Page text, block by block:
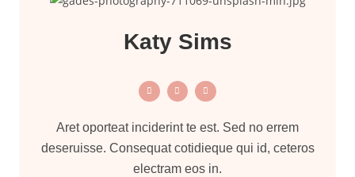
Katy Sims
Aret oporteat inciderint te est. Sed no errem
deseruisse. Consequat cotidieque qui id, ceteros
electram eos in.